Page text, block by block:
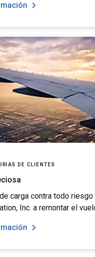
DE CLIENTES
carga contra todo riesgo
Inc. a remontar el